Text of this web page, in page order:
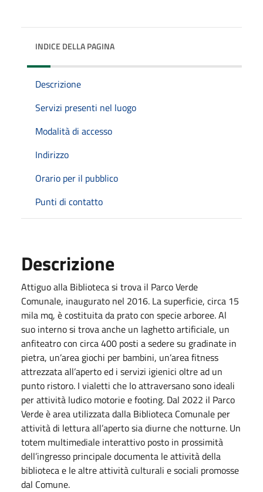
INDICE DELLA PAGINA
Descrizione
Servizi presenti nel luogo
Modalità di accesso
Indirizzo
Orario per il pubblico
Punti di contatto
Descrizione
Attiguo alla Biblioteca si trova il Parco Verde
Comunale, inaugurato nel 2016. La superficie, circa 15
mila mq, è costituita da prato con specie arboree. Al
suo interno si trova anche un laghetto artificiale, un
anfiteatro con circa 400 posti a sedere su gradinate in
pietra, un’area giochi per bambini, un’area fitness
attrezzata all’aperto ed i servizi igienici oltre ad un
punto ristoro. I vialetti che lo attraversano sono ideali
per attività ludico motorie e footing. Dal 2022 il Parco
Verde è area utilizzata dalla Biblioteca Comunale per
attività di lettura all’aperto sia diurne che notturne. Un
totem multimediale interattivo posto in prossimità
dell’ingresso principale documenta le attività della
biblioteca e le altre attività culturali e sociali promosse
dal Comune.